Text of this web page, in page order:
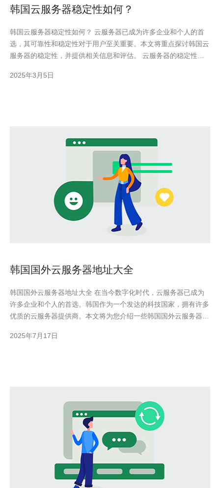
韩国云服务器稳定性如何？
韩国云服务器稳定性如何？ 云服务器已成为许多企业和个人的首
选，其可靠性和稳定性对于用户至关重要。本文将重点探讨韩国云
服务器的稳定性，并提供相关信息和评估。 云服务器的稳定性对
在线服务，并确保数据和信息的安全性。因此，选择一个可靠的云
2025年3月5日
韩国国外云服务器地址大全
韩国国外云服务器地址大全 在当今数字化时代，云服务器已成为
许多企业和个人的首选。韩国作为一个发达的科技国家，拥有许多
优质的云服务器提供商。本文将为您介绍一些韩国国外云服务器地
Services是全球领先的云计算服务提供商，拥有多个数据中心分布
2025年7月17日